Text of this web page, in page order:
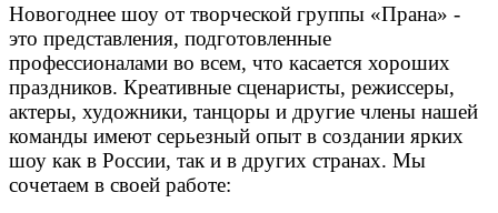
Новогоднее шоу от творческой группы «Прана» -
это представления, подготовленные
профессионалами во всем, что касается хороших
праздников. Креативные сценаристы, режиссеры,
актеры, художники, танцоры и другие члены нашей
команды имеют серьезный опыт в создании ярких
шоу как в России, так и в других странах. Мы
сочетаем в своей работе: